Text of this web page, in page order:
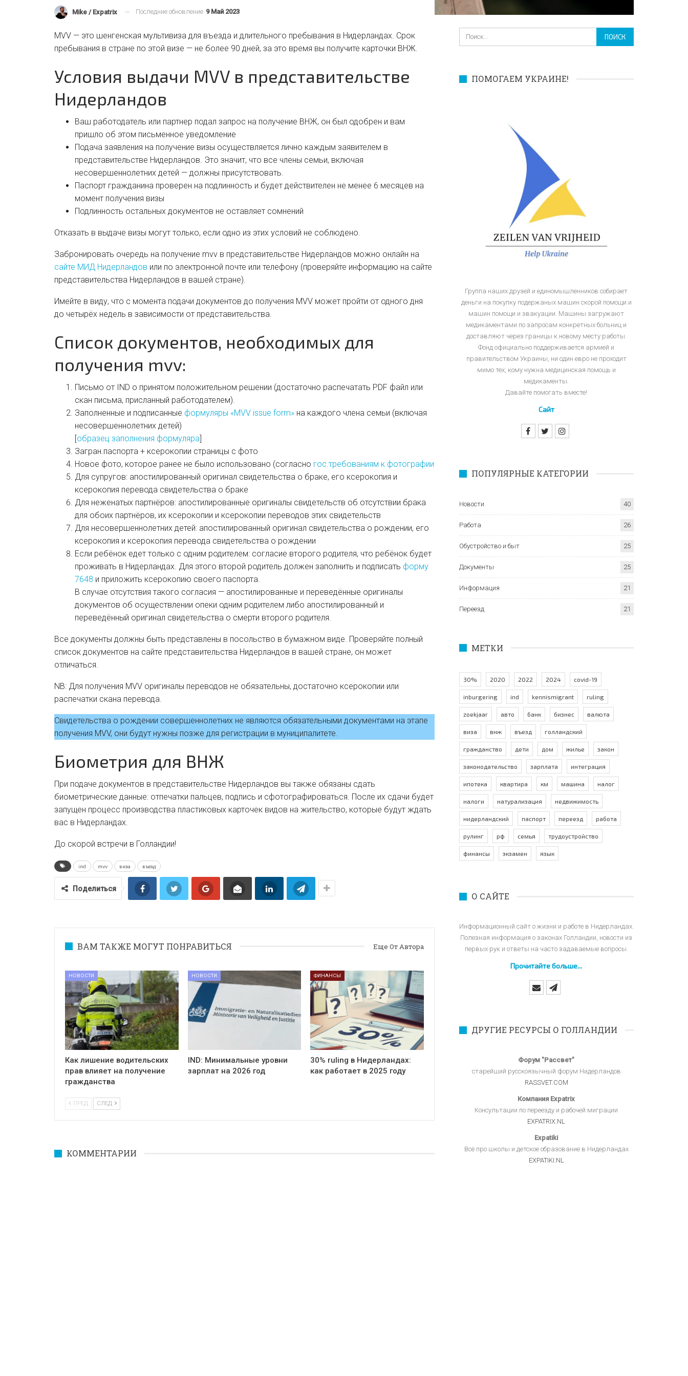
Mike / Expatrix Последние обновление 9 Май 2023
MVV — это шенгенская мультивиза для въезда и длительного пребывания в Нидерландах. Срок
пребывания в стране по этой визе — не более 90 дней, за это время вы получите карточки ВНЖ.
Условия выдачи MVV в представительстве
Нидерландов
Ваш работодатель или партнер подал запрос на получение ВНЖ, он был одобрен и вам
пришло об этом письменное уведомление
Подача заявления на получение визы осуществляется лично каждым заявителем в
представительстве Нидерландов. Это значит, что все члены семьи, включая
несовершеннолетних детей — должны присутствовать.
Паспорт гражданина проверен на подлинность и будет действителен не менее 6 месяцев на
момент получения визы
Подлинность остальных документов не оставляет сомнений
Отказать в выдаче визы могут только, если одно из этих условий не соблюдено.
Забронировать очередь на получение mvv в представительстве Нидерландов можно онлайн на
сайте МИД Нидерландов или по электронной почте или телефону (проверяйте информацию на сайте
представительства Нидерландов в вашей стране).
Имейте в виду, что с момента подачи документов до получения MVV может пройти от одного дня
до четырёх недель в зависимости от представительства.
Cписок документов, необходимых для
получения mvv:
Письмо от IND о принятом положительном решении (достаточно распечатать PDF файл или
скан письма, присланный работодателем).
Заполненные и подписанные формуляры «MVV issue form» на каждого члена семьи (включая
несовершеннолетних детей)
[образец заполнения формуляра]
Загран.паспорта + ксерокопии страницы с фото
Новое фото, которое ранее не было использовано (согласно гос.требованиям к фотографии
Для супругов: апостилированный оригинал свидетельства о браке, его ксерокопия и
ксерокопия перевода свидетельства о браке
Для неженатых партнёров: апостилированные оригиналы свидетельств об отсутствии брака
для обоих партнёров, их ксерокопии и ксерокопии переводов этих свидетельств
Для несовершеннолетних детей: апостилированный оригинал свидетельства о рождении, его
ксерокопия и ксерокопия перевода свидетельства о рождении
Если ребёнок едет только с одним родителем: согласие второго родителя, что ребёнок будет
проживать в Нидерландах. Для этого второй родитель должен заполнить и подписать форму
7648 и приложить ксерокопию своего паспорта.
В случае отсутствия такого согласия — апостилированные и переведённые оригиналы
документов об осуществлении опеки одним родителем либо апостилированный и
переведённый оригинал свидетельства о смерти второго родителя.
Все документы должны быть представлены в посольство в бумажном виде. Проверяйте полный
список документов на сайте представительства Нидерландов в вашей стране, он может
отличаться.
NB: Для получения MVV оригиналы переводов не обязательны, достаточно ксерокопии или
распечатки скана перевода.
Свидетельства о рождении совершеннолетних не являются обязательными документами на этапе
получения MVV, они будут нужны позже для регистрации в муниципалитете.
Биометрия для ВНЖ
При подаче документов в представительстве Нидерландов вы также обязаны сдать
биометрические данные: отпечатки пальцев, подпись и сфотографироваться. После их сдачи будет
запущен процесс производства пластиковых карточек видов на жительство, которые будут ждать
вас в Нидерландах.
До скорой встречи в Голландии!
ind mvv виза въезд
Поделиться
ВАМ ТАКЖЕ МОГУТ ПОНРАВИТЬСЯ Еще От Автора
НОВОСТИ
Как лишение водительских
прав влияет на получение
гражданства
НОВОСТИ
IND: Минимальные уровни
зарплат на 2026 год
ФИНАНСЫ
30% ruling в Нидерландах:
как работает в 2025 году
ПРЕД СЛЕД
КОММЕНТАРИИ
ПОМОГАЕМ УКРАИНЕ!
Группа наших друзей и единомышленников собирает
деньги на покупку подержаных машин скорой помощи и
машин помощи и эвакуации. Машины загружают
медикаментами по запросам конкретных больниц и
доставляют через границы к новому месту работы.
Фонд официально поддерживается армией и
правительством Украины, ни один евро не проходит
мимо тех, кому нужна медицинская помощь и
медикаменты.
Давайте помогать вместе!
Сайт
ПОПУЛЯРНЫЕ КАТЕГОРИИ
Новости 40
Работа 26
Обустройство и быт 25
Документы 25
Информация 21
Переезд 21
МЕТКИ
30% 2020 2022 2024 covid-19
inburgering ind kennismigrant ruling
zoekjaar авто банк бизнес валюта
виза внж въезд голландский
гражданство дети дом жилье закон
законодательство зарплата интеграция
ипотека квартира км машина налог
налоги натурализация недвижимость
нидерландский паспорт переезд работа
рулинг рф семья трудоустройство
финансы экзамен язык
О САЙТЕ
Информационный сайт о жизни и работе в Нидерландах.
Полезная информация о законах Голландии, новости из
первых рук и ответы на часто задаваемые вопросы.
Прочитайте больше...
ДРУГИЕ РЕСУРСЫ О ГОЛЛАНДИИ
Форум "Рассвет"
старейший русскоязычный форум Нидерландов
RASSVET.COM
Компания Expatrix
Консультации по переезду и рабочей миграции
EXPATRIX.NL
Expatiki
Всё про школы и детское образование в Нидерландах
EXPATIKI.NL